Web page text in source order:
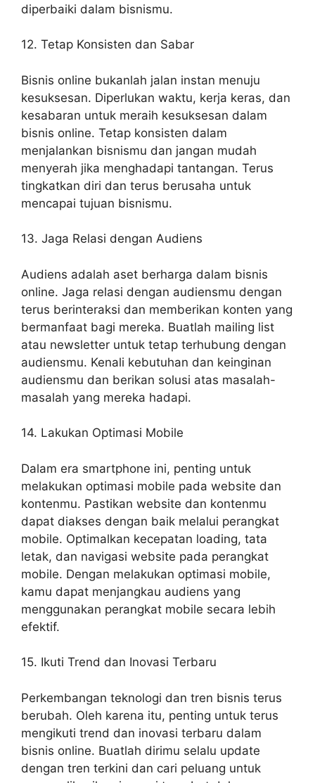
diperbaiki dalam bisnismu.
12. Tetap Konsisten dan Sabar
Bisnis online bukanlah jalan instan menuju
kesuksesan. Diperlukan waktu, kerja keras, dan
kesabaran untuk meraih kesuksesan dalam
bisnis online. Tetap konsisten dalam
menjalankan bisnismu dan jangan mudah
menyerah jika menghadapi tantangan. Terus
tingkatkan diri dan terus berusaha untuk
mencapai tujuan bisnismu.
13. Jaga Relasi dengan Audiens
Audiens adalah aset berharga dalam bisnis
online. Jaga relasi dengan audiensmu dengan
terus berinteraksi dan memberikan konten yang
bermanfaat bagi mereka. Buatlah mailing list
atau newsletter untuk tetap terhubung dengan
audiensmu. Kenali kebutuhan dan keinginan
audiensmu dan berikan solusi atas masalah-
masalah yang mereka hadapi.
14. Lakukan Optimasi Mobile
Dalam era smartphone ini, penting untuk
melakukan optimasi mobile pada website dan
kontenmu. Pastikan website dan kontenmu
dapat diakses dengan baik melalui perangkat
mobile. Optimalkan kecepatan loading, tata
letak, dan navigasi website pada perangkat
mobile. Dengan melakukan optimasi mobile,
kamu dapat menjangkau audiens yang
menggunakan perangkat mobile secara lebih
efektif.
15. Ikuti Trend dan Inovasi Terbaru
Perkembangan teknologi dan tren bisnis terus
berubah. Oleh karena itu, penting untuk terus
mengikuti trend dan inovasi terbaru dalam
bisnis online. Buatlah dirimu selalu update
dengan tren terkini dan cari peluang untuk